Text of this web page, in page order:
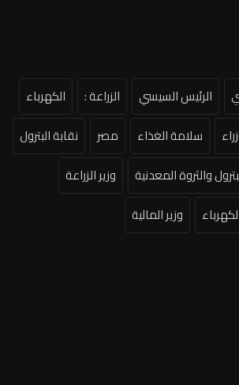
الرئيس السيسي الزراعة :
الكهرباء
سلامة الغذاء مصر
نقابة البترول
والثروة المعدنية
وزير الزراعة
وزير المالية